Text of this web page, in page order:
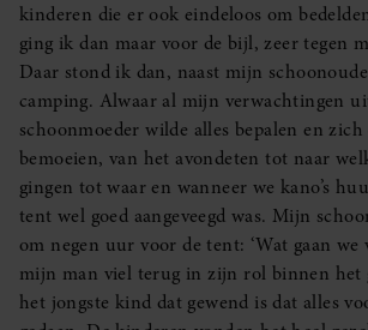
kinderen die er ook eindeloos om
ging ik dan maar voor de bijl, zeer tegen
Daar stond ik dan, naast mijn
camping. Alwaar al mijn verwachtingen
schoonmoeder wilde alles bepalen en zich
bemoeien, van het avondeten tot naar
gingen tot waar en wanneer we kano’s
tent wel goed aangeveegd was. Mijn
om negen uur voor de tent: ‘Wat gaan we
mijn man viel terug in zijn rol binnen het
het jongste kind dat gewend is dat alles